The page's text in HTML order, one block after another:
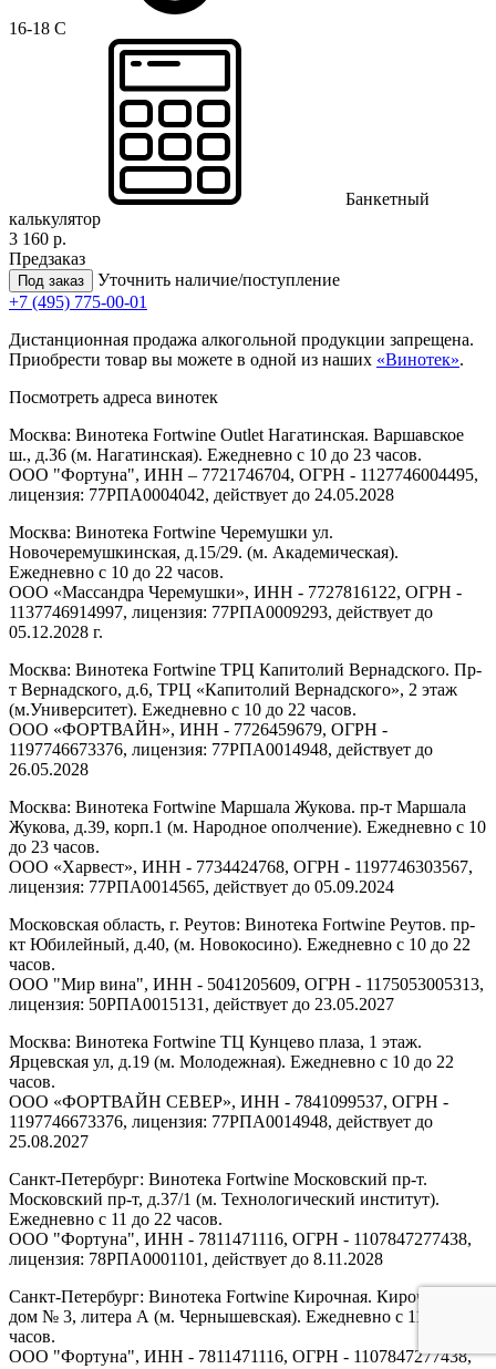
16-18 C
Банкетный
калькулятор
3 160 р.
Предзаказ
Под заказ
Уточнить наличие/поступление
+7 (495) 775-00-01
Дистанционная продажа алкогольной продукции запрещена.
Приобрести товар вы можете в одной из наших «Винотек».
Посмотреть адреса винотек
Москва: Винотека Fortwine Outlet Нагатинская. Варшавское
ш., д.36 (м. Нагатинская). Ежедневно с 10 до 23 часов.
ООО "Фортуна", ИНН – 7721746704, ОГРН - 1127746004495,
лицензия: 77РПА0004042, действует до 24.05.2028
Москва: Винотека Fortwine Черемушки ул.
Новочеремушкинская, д.15/29. (м. Академическая).
Ежедневно с 10 до 22 часов.
ООО «Массандра Черемушки», ИНН - 7727816122, ОГРН -
1137746914997, лицензия: 77РПА0009293, действует до
05.12.2028 г.
Москва: Винотека Fortwine ТРЦ Капитолий Вернадского. Пр-
т Вернадского, д.6, ТРЦ «Капитолий Вернадского», 2 этаж
(м.Университет). Ежедневно с 10 до 22 часов.
ООО «ФОРТВАЙН», ИНН - 7726459679, ОГРН -
1197746673376, лицензия: 77РПА0014948, действует до
26.05.2028
Москва: Винотека Fortwine Маршала Жукова. пр-т Маршала
Жукова, д.39, корп.1 (м. Народное ополчение). Ежедневно с 10
до 23 часов.
ООО «Харвест», ИНН - 7734424768, ОГРН - 1197746303567,
лицензия: 77РПА0014565, действует до 05.09.2024
Московская область, г. Реутов: Винотека Fortwine Реутов. пр-
кт Юбилейный, д.40, (м. Новокосино). Ежедневно с 10 до 22
часов.
ООО "Мир вина", ИНН - 5041205609, ОГРН - 1175053005313,
лицензия: 50РПА0015131, действует до 23.05.2027
Москва: Винотека Fortwine ТЦ Кунцево плаза, 1 этаж.
Ярцевская ул, д.19 (м. Молодежная). Ежедневно с 10 до 22
часов.
ООО «ФОРТВАЙН СЕВЕР», ИНН - 7841099537, ОГРН -
1197746673376, лицензия: 77РПА0014948, действует до
25.08.2027
Санкт-Петербург: Винотека Fortwine Московский пр-т.
Московский пр-т, д.37/1 (м. Технологический институт).
Ежедневно с 11 до 22 часов.
ООО "Фортуна", ИНН - 7811471116, ОГРН - 1107847277438,
лицензия: 78РПА0001101, действует до 8.11.2028
Санкт-Петербург: Винотека Fortwine Кирочная. Кирочная ул,
дом № 3, литера А (м. Чернышевская). Ежедневно с 11 до 22
часов.
ООО "Фортуна", ИНН - 7811471116, ОГРН - 1107847277438,